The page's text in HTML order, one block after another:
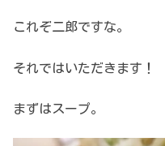
これぞ二郎ですな。
それではいただきます！
まずはスープ。